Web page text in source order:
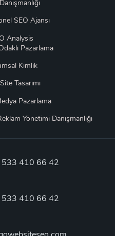
SEO Ajansı
Analysis
Pazarlama
Kimlik
Tasarımı
Pazarlama
Yönetimi Danışmanlığı
410 66 42
410 66 42